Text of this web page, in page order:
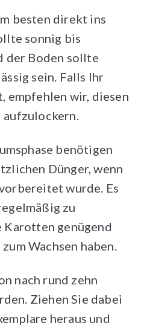
besten direkt ins
sonnig bis
der Boden sollte
sein. Falls Ihr
empfehlen wir, diesen
benötigen
Dünger, wenn
wurde. Es
zu
Karotten genügend
Wachsen haben.
nach rund zehn
Ziehen Sie dabei
heraus und